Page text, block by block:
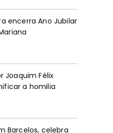
encerra Ano Jubilar
Joaquim Félix
a homilia
Barcelos, celebra